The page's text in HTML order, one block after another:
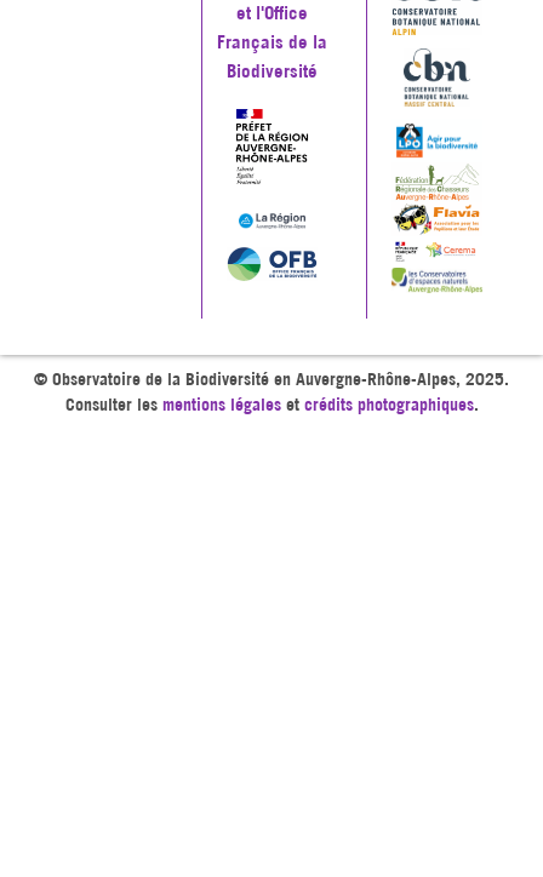
et l'Office
Français de la
Biodiversité
© Observatoire de la Biodiversité en Auvergne-Rhône-Alpes, 2025.
Consulter les mentions légaleset crédits photographiques.